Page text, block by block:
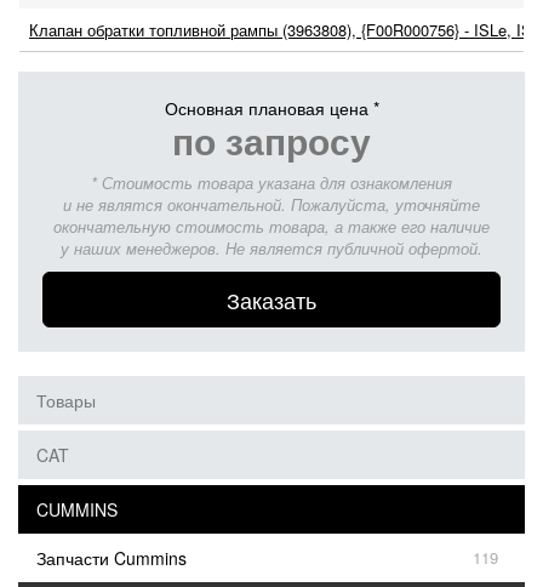
Клапан обратки топливной рампы (3963808), {F00R000756} - ISLe,
Основная плановая цена *
по запросу
* Стоимость товара указана для ознакомления
и не являтся окончательной. Пожалуйста, уточняйте
окончательную стоимость товара, а также его наличие
у наших менеджеров. Не является публичной офертой.
Заказать
Товары
CAT
CUMMINS
Запчасти Cummins
119